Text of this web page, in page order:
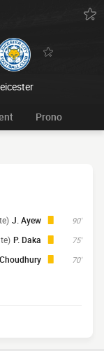
Prono
90'
J. Ayew
75'
P. Daka
70'